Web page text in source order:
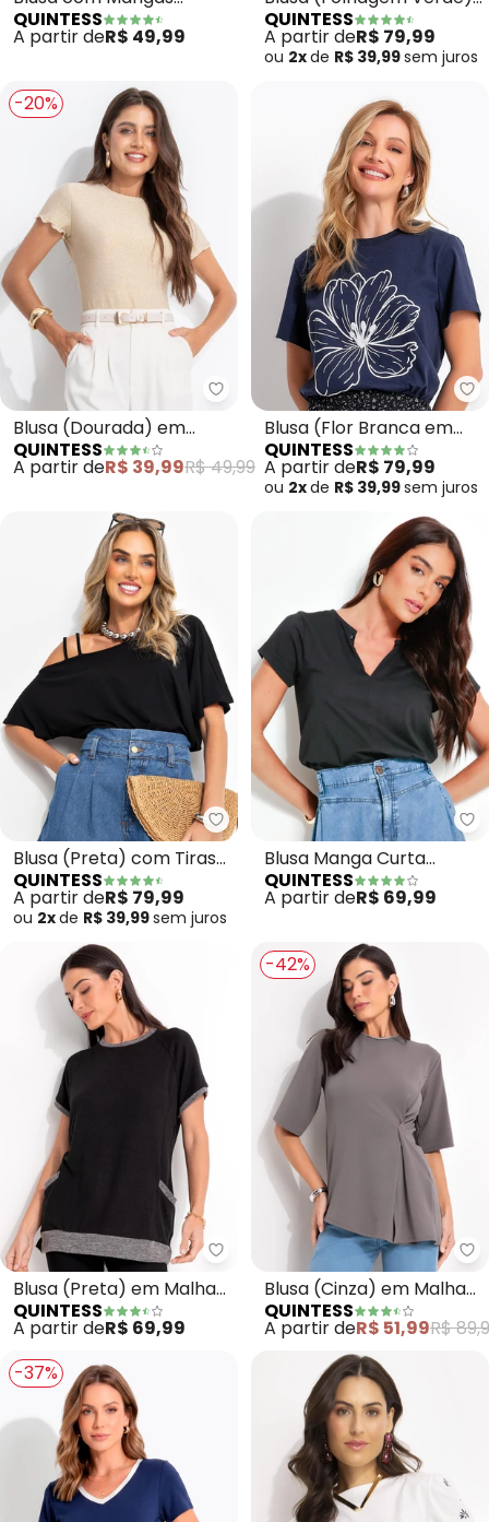
Curtas (Oceano Azul)
QUINTESS
A partir deR$ 49,99
com Decote V e Bolso
QUINTESS
A partir deR$ 79,99
ou 2xde R$ 39,99sem juros
-20%
Quintess - Blusa (Dourada) em
Blusa (Dourada) em
Lurex
QUINTESS
A partir deR$ 39,99R$ 49,99
Blusa (Flor Branca em
Relevo) em Malha de
Algodão
QUINTESS
A partir deR$ 79,99
ou 2xde R$ 39,99sem juros
Quintess - Blusa (Preta) com
Blusa (Preta) com Tiras
no Ombro
QUINTESS
A partir deR$ 79,99
ou 2xde R$ 39,99sem juros
Blusa Manga Curta
(Preta)
QUINTESS
A partir deR$ 69,99
Quintess - Blusa (Preta) em
Blusa (Preta) em Malha
Tricô
QUINTESS
A partir deR$ 69,99
-42%
Blusa (Cinza) em Malha
Crepe
QUINTESS
A partir deR$ 51,99R$
-37%